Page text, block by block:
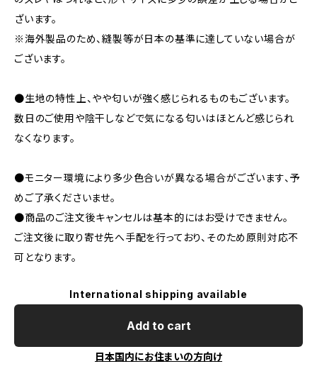
ざいます。
※海外製品のため、縫製等が日本の基準に達していない場合が
ございます。
●生地の特性上、やや匂いが強く感じられるものもございます。
数日のご使用や陰干しなどで気になる匂いはほとんど感じられ
なくなります。
●モニター環境により多少色合いが異なる場合がございます、予
めご了承くださいませ。
●商品のご注文後キャンセルは基本的にはお受けできません。
ご注文後に取り寄せ先へ手配を行っており、そのため原則対応不
可となります。
International shipping available
Add to cart
日本国内にお住まいの方向け